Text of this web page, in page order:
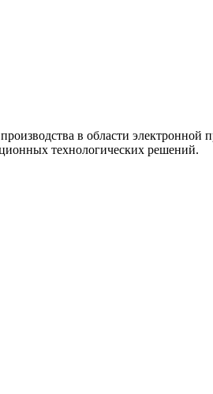
в области электронной
технологических решений.